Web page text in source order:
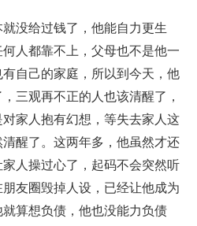
没给过钱了，他能自力更生
人都靠不上，父母也不是他一
自己的家庭，所以到今天，他
三观再不正的人也该清醒了，
家人抱有幻想，等失去家人这
醒了。这两年多，他虽然才还
人操过心了，起码不会突然听
友圈毁掉人设，已经让他成为
算想负债，他也没能力负债